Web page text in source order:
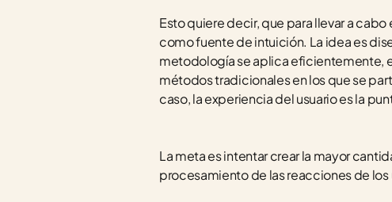
Esto quiere decir, que para llevar a
como fuente de intuición. La idea es
metodología se aplica eficientemente,
métodos tradicionales en los que se
caso, la experiencia del usuario es la
La meta es intentar crear la mayor
procesamiento de las reacciones de